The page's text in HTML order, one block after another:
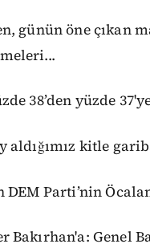
günün öne çıkan
38’den yüzde
aldığımız kitle
DEM Parti’nin
Bakırhan'a: Genel